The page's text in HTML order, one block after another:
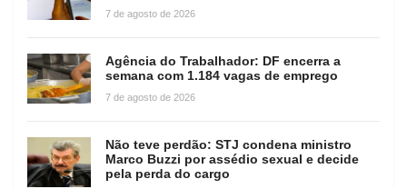
7 de agosto de 2026
Agência do Trabalhador: DF encerra a
semana com 1.184 vagas de emprego
7 de agosto de 2026
Não teve perdão: STJ condena ministro
Marco Buzzi por assédio sexual e decide
pela perda do cargo